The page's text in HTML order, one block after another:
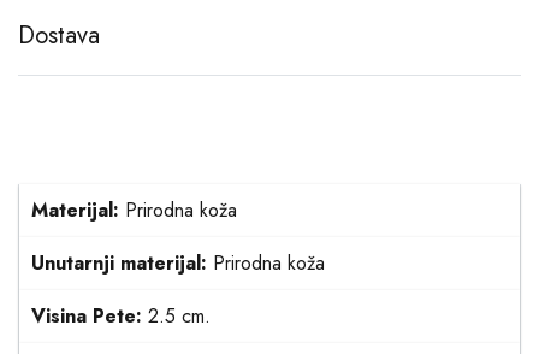
Dostava
Materijal: Prirodna koža
Unutarnji materijal: Prirodna koža
Visina Pete: 2.5 cm.